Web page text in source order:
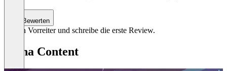
Bewerten
Sei ein Vorreiter und schreibe die erste Review.
arena Content